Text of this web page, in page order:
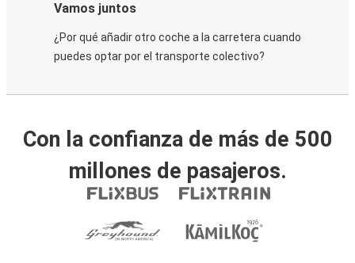
Vamos juntos
¿Por qué añadir otro coche a la carretera cuando
puedes optar por el transporte colectivo?
Con la confianza de más de 500
millones de pasajeros.